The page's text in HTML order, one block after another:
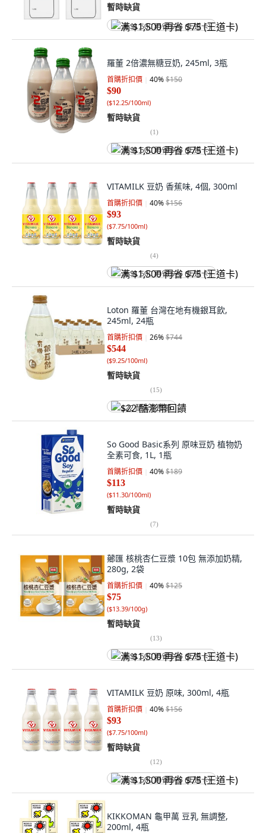
暫時缺貨
满 $1,500 再省 $75 (王道卡)
羅董 2倍濃無糖豆奶, 245ml, 3瓶
首購折扣價 40%$150
$90
($12.25/100ml)
暫時缺貨
(1)
满 $1,500 再省 $75 (王道卡)
VITAMILK 豆奶 香蕉味, 4個, 300ml
首購折扣價 40%$156
$93
($7.75/100ml)
暫時缺貨
(4)
满 $1,500 再省 $75 (王道卡)
Loton 羅董 台灣在地有機銀耳飲,
245ml, 24瓶
首購折扣價 26%$744
$544
($9.25/100ml)
暫時缺貨
(15)
$22 酷澎幣回饋
So Good Basic系列 原味豆奶 植物奶
全素可食, 1L, 1瓶
首購折扣價 40%$189
$113
($11.30/100ml)
暫時缺貨
(7)
薌匯 核桃杏仁豆漿 10包 無添加奶精,
280g, 2袋
首購折扣價 40%$125
$75
($13.39/100g)
暫時缺貨
(13)
满 $1,500 再省 $75 (王道卡)
VITAMILK 豆奶 原味, 300ml, 4瓶
首購折扣價 40%$156
$93
($7.75/100ml)
暫時缺貨
(12)
满 $1,500 再省 $75 (王道卡)
KIKKOMAN 龜甲萬 豆乳 無調整,
200ml, 4瓶